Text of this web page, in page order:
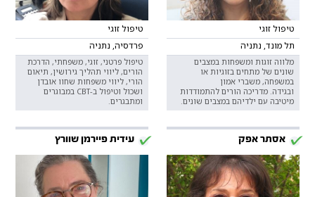
טיפול זוגי
תל מונד, נתניה
מלווה זוגות ומשפחות במצבים
שונים של מתחים בזוגיות או
במשפחה, משברי אמון
ובגידה. מדריכה הורים להתמודדות
מיטיבה עם ילדיהם במצבים שונים.
טיפול זוגי
פרדסיה, נתניה
טיפול פרטני, זוגי, משפחתי, הדרכת
הורים, ליווי תהליך גירושין, תיאום
הורי, ליווי משפחות שחוו אובדן
ושכול וטיפול ב-CBT במבוגרים
ומתבגרים.
אסתר אפק עידית פיירמן שוורץ